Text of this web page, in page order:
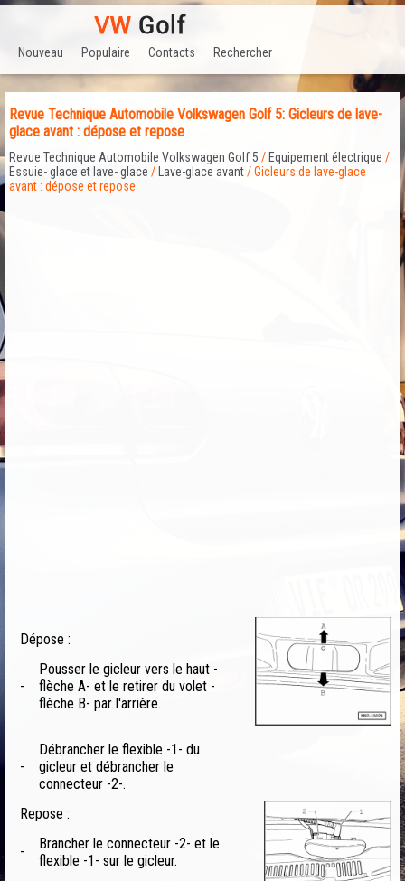
Nouveau Populaire Contacts Rechercher
Revue Technique Automobile Volkswagen Golf 5: Gicleurs de lave-
glace avant : dépose et repose
Revue Technique Automobile Volkswagen Golf 5 / Equipement électrique /
Essuie- glace et lave- glace / Lave-glace avant/ Gicleurs de lave-glace
avant : dépose et repose
Dépose :
-
Pousser le gicleur vers le haut -
flèche A- et le retirer du volet -
flèche B- par l'arrière.
-
Débrancher le flexible -1- du
gicleur et débrancher le
connecteur -2-.
Repose :
-
Brancher le connecteur -2- et le
flexible -1- sur le gicleur.